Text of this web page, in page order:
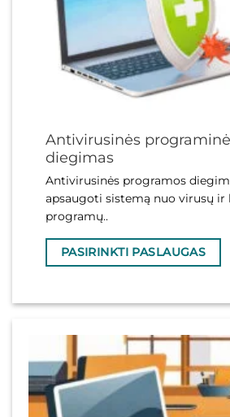
Antivirusinės
diegimas
Antivirusinės programos
apsaugoti sistemą nuo virusų ir
programų..
PASIRINKTI PASLAUGAS